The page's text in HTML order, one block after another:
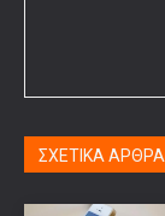
ΣΧΕΤΙΚΑ ΑΡΘΡΑ